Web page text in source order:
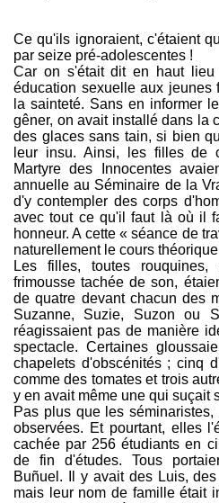
Ce qu'ils ignoraient, c'étaient
par seize pré-adolescentes !
Car on s'était dit en haut
éducation sexuelle aux jeunes
la sainteté. Sans en informer
gêner, on avait installé dans la
des glaces sans tain, si bien
leur insu. Ainsi, les filles de
Martyre des Innocentes
annuelle au Séminaire de la
d'y contempler des corps
avec tout ce qu'il faut là où il
honneur. A cette « séance de
naturellement le cours
Les filles, toutes
frimousse tachée de son,
de quatre devant chacun des
Suzanne, Suzie, Suzon ou
réagissaient pas de manière
spectacle. Certaines
chapelets d'obscénités ; cinq
comme des tomates et trois
y en avait même une qui suçait
Pas plus que les
observées. Et pourtant, elles
cachée par 256 étudiants en
de fin d'études. Tous
Buñuel. Il y avait des Luis,
mais leur nom de famille était